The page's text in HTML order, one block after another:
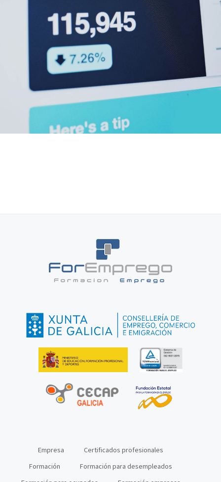
Empresa
Certificados profesionales
Formación
Formación para desempleados